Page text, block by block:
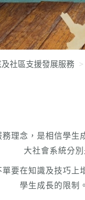
社區支援發展服務
理念，是相信學
大社會系統分
要在知識及技巧
學生成長的限制